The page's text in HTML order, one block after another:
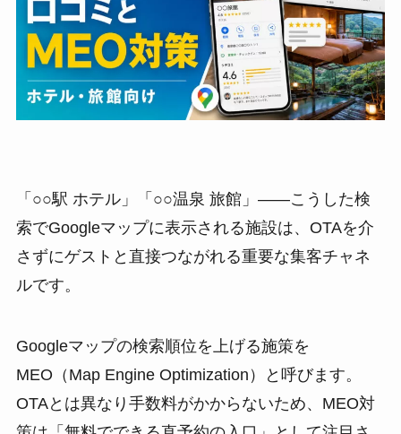
「○○駅 ホテル」「○○温泉 旅館」——こうした検
索でGoogleマップに表示される施設は、OTAを介
さずにゲストと直接つながれる重要な集客チャネ
ルです。
Googleマップの検索順位を上げる施策を
MEO（Map Engine Optimization）と呼びます。
OTAとは異なり手数料がかからないため、MEO対